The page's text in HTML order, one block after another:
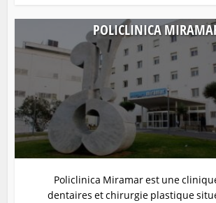
POLICLINICA
Policlinica Miramar est une
dentaires et chirurgie plastique